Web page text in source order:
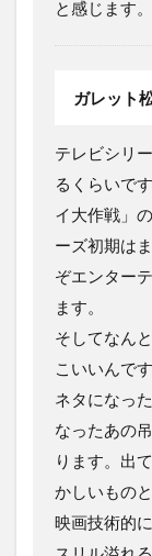
と感じます。
ガレット
テレビシリ
るくらいで
イ大作戦」
ーズ初期は
ぞエンター
ます。
そしてなん
こいいんです
ネタになっ
なったあの
ります。出
かしいもの
映画技術的